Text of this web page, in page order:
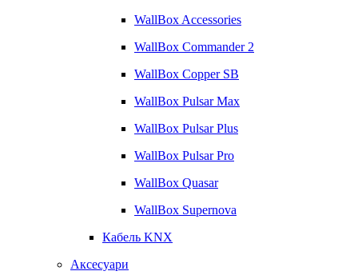
WallBox Accessories
WallBox Commander 2
WallBox Copper SB
WallBox Pulsar Max
WallBox Pulsar Plus
WallBox Pulsar Pro
WallBox Quasar
WallBox Supernova
Кабель KNX
Аксесуари